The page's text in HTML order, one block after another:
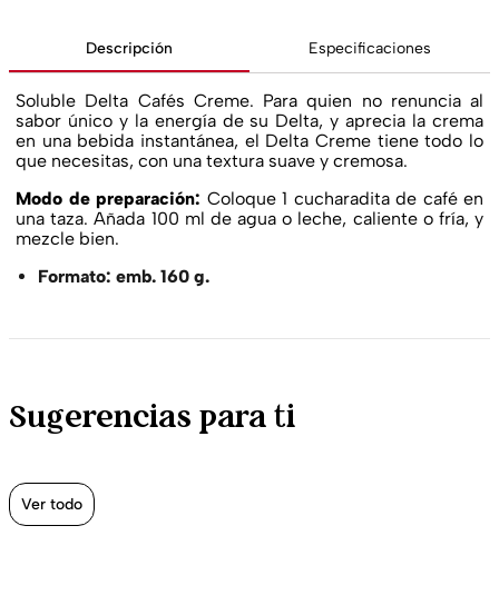
Descripción Especificaciones
Soluble Delta Cafés Creme. Para quien no renuncia al
sabor único y la energía de su Delta, y aprecia la crema
en una bebida instantánea, el Delta Creme tiene todo lo
que necesitas, con una textura suave y cremosa.
Modo de preparación: Coloque 1 cucharadita de café en
una taza. Añada 100 ml de agua o leche, caliente o fría, y
mezcle bien.
Formato: emb. 160 g.
Sugerencias para ti
Ver todo